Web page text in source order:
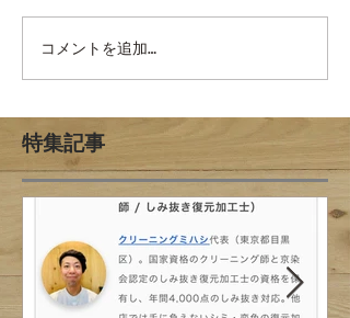
コメントを追加…
特集記事